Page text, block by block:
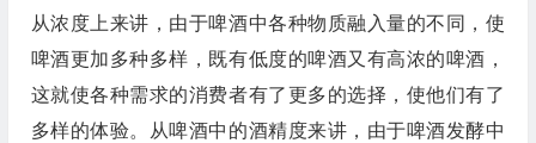
从浓度上来讲，由于啤酒中各种物质融入量的不同，使
啤酒更加多种多样，既有低度的啤酒又有高浓的啤酒，
这就使各种需求的消费者有了更多的选择，使他们有了
多样的体验。从啤酒中的酒精度来讲，由于啤酒发酵中